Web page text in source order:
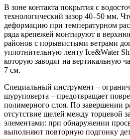
В зоне контакта покрытия с
технологический зазор 40–50 мм.
деформацию при температурном
ряда крепежей монтируют в
районов с порывистыми ветрами
уплотнительную ленту Ice&Water
которую заводят на вертикальную
7 см.
Специальный инструмент –
шуруповерта – предотвращает
полимерного слоя. По завершении
отсутствие щелей между торцевой
элементами: при обнаружении
выполняют повторную подгонку